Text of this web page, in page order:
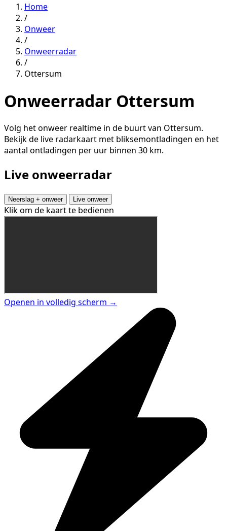
Home
/
Onweer
/
Onweerradar
/
Ottersum
Onweerradar Ottersum
Volg het onweer realtime in de buurt van Ottersum.
Bekijk de live radarkaart met bliksemontladingen en het
aantal ontladingen per uur binnen 30 km.
Live onweerradar
Neerslag + onweer Live onweer
Klik om de kaart te bedienen
Openen in volledig scherm →